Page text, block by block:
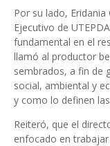
Por su lado,
Ejecutivo de
fundamental en el
llamó al productor
sembrados, a fin de
social, ambiental y
y como lo definen
Reiteró, que el
enfocado en